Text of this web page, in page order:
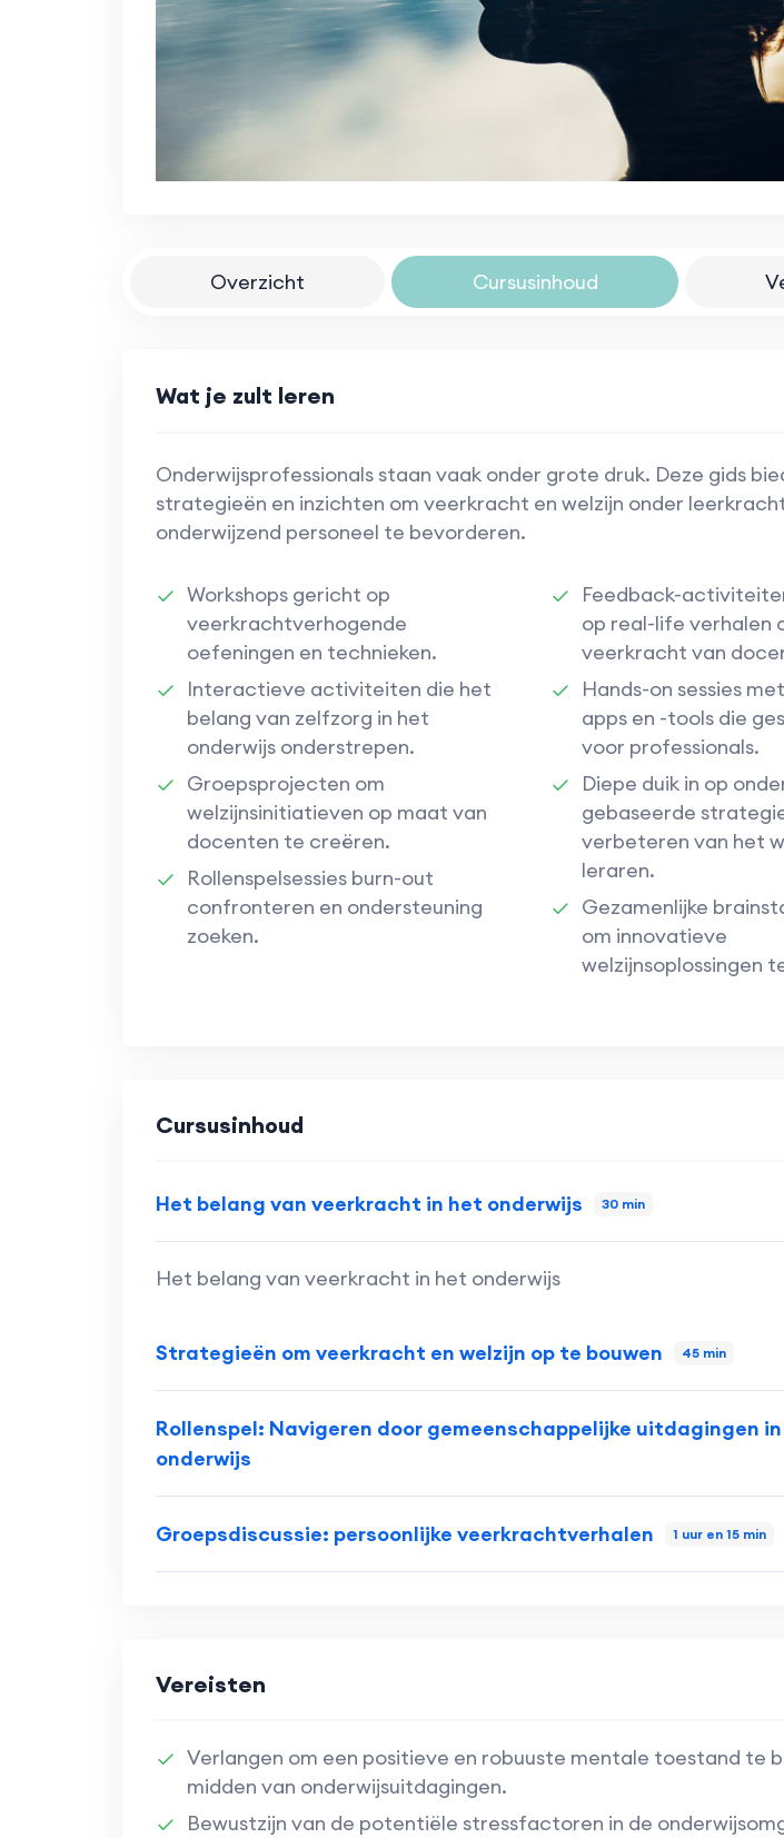
Overzicht Cursusinhoud
Wat je zult leren
Onderwijsprofessionals staan vaak onder grote druk. Deze gids
strategieën en inzichten om veerkracht en welzijn onder
onderwijzend personeel te bevorderen.
Workshops gericht op
veerkrachtverhogende
oefeningen en technieken.
Interactieve activiteiten die het
belang van zelfzorg in het
onderwijs onderstrepen.
Groepsprojecten om
welzijnsinitiatieven op maat van
docenten te creëren.
Rollenspelsessies burn-out
confronteren en ondersteuning
zoeken.
Feedback-
op real-life verhalen
veerkracht van
Hands-on sessies
apps en -tools die
voor professionals.
Diepe duik in op
gebaseerde
verbeteren van het
leraren.
Gezamenlijke
om innovatieve
welzijnsoplossingen
Cursusinhoud
Het belang van veerkracht in het onderwijs 30 min
Het belang van veerkracht in het onderwijs
Strategieën om veerkracht en welzijn op te bouwen 45 min
Rollenspel: Navigeren door gemeenschappelijke uitdagingen
onderwijs
Groepsdiscussie: persoonlijke veerkrachtverhalen 1 uur en 15 min
Vereisten
Verlangen om een positieve en robuuste mentale toestand te
midden van onderwijsuitdagingen.
Bewustzijn van de potentiële stressfactoren in de